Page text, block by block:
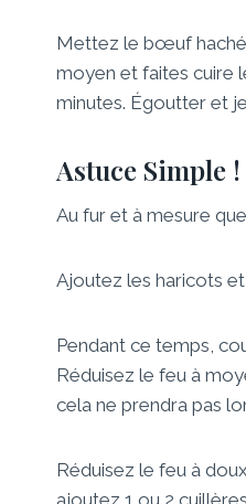
Mettez le bœuf haché
moyen et faites cuire
minutes. Égoutter et
Astuce Simple !
Au fur et à mesure
Ajoutez les haricots
Pendant ce temps,
Réduisez le feu à
cela ne prendra pas
Réduisez le feu à
ajoutez 1 ou 2